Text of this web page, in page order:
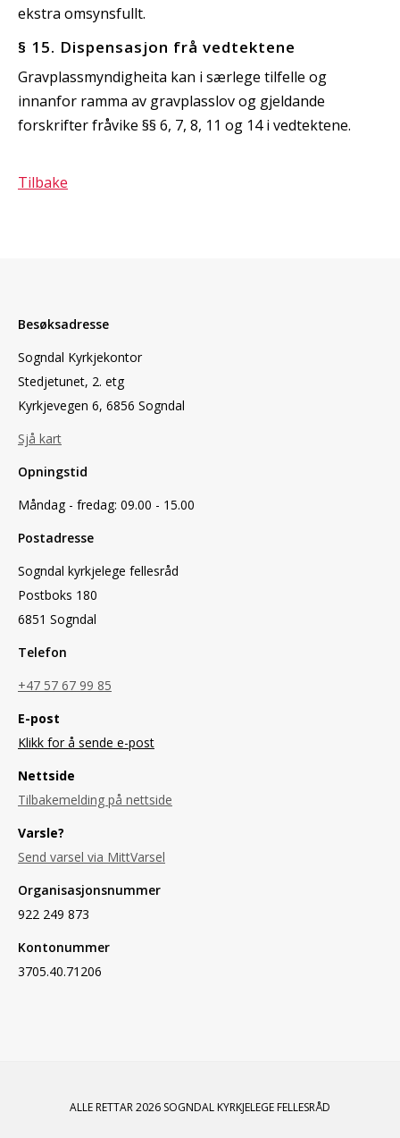
ekstra omsynsfullt.
§ 15. Dispensasjon frå vedtektene
Gravplassmyndigheita kan i særlege tilfelle og
innanfor ramma av gravplasslov og gjeldande
forskrifter fråvike §§ 6, 7, 8, 11 og 14 i vedtektene.
Tilbake
Besøksadresse
Sogndal Kyrkjekontor
Stedjetunet, 2. etg
Kyrkjevegen 6, 6856 Sogndal
Sjå kart
Opningstid
Måndag - fredag: 09.00 - 15.00
Postadresse
Sogndal kyrkjelege fellesråd
Postboks 180
6851 Sogndal
Telefon
+47 57 67 99 85
E-post
Klikk for å sende e-post
Nettside
Tilbakemelding på nettside
Varsle?
Send varsel via MittVarsel
Organisasjonsnummer
922 249 873
Kontonummer
3705.40.71206
ALLE RETTAR 2026 SOGNDAL KYRKJELEGE FELLESRÅD